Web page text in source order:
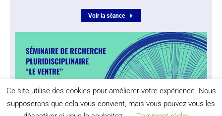
Voir la séance
Ce site utilise des cookies pour améliorer votre expérience. Nous
supposerons que cela vous convient, mais vous pouvez vous les